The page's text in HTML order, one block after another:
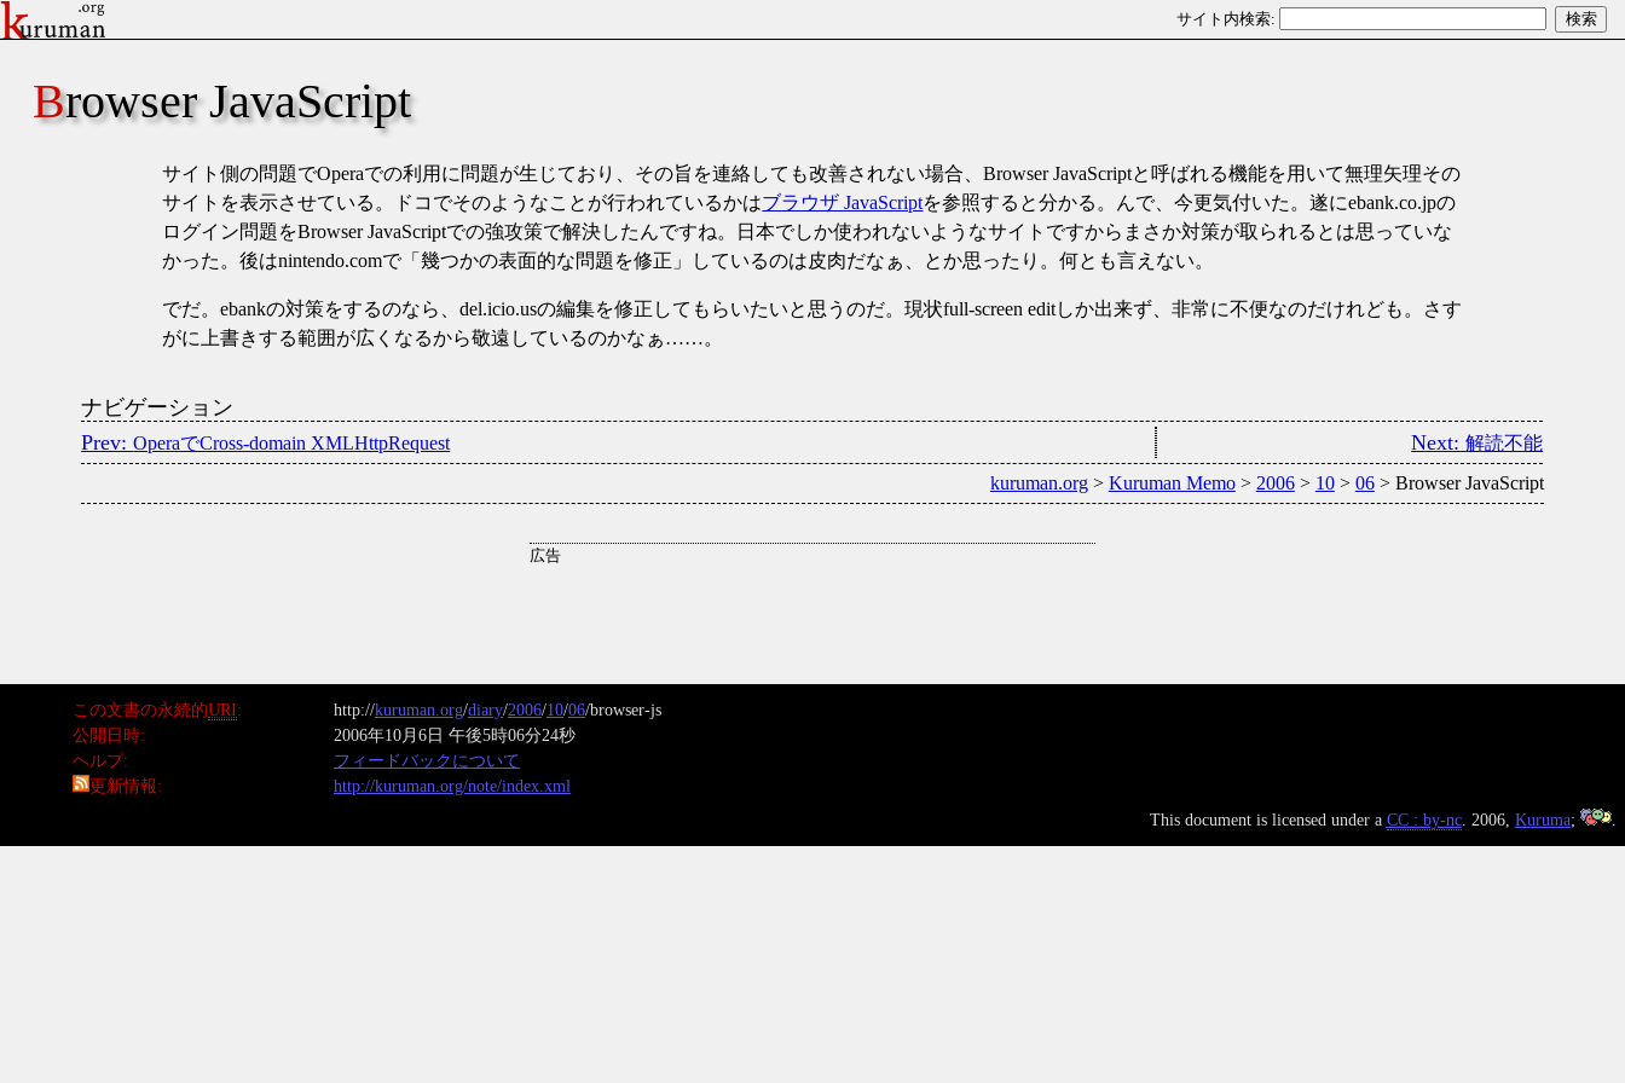
Browser JavaScript
サイト側の問題でOperaでの利用に問題が生じており、その旨を連絡しても改善されない場合、Browser JavaScriptと呼ばれる機能を用いて無理矢理その
サイトを表示させている。ドコでそのようなことが行われているかはブラウザ JavaScriptを参照すると分かる。んで、今更気付いた。遂にebank.co.jpの
ログイン問題をBrowser JavaScriptでの強攻策で解決したんですね。日本でしか使われないようなサイトですからまさか対策が取られるとは思っていな
かった。後はnintendo.comで
幾つかの表面的な問題を修正 しているのは皮肉だなぁ、とか思ったり。何とも言えない。
でだ。ebankの対策をするのなら、del.icio.usの編集を修正してもらいたいと思うのだ。現状full-screen editしか出来ず、非常に不便なのだけれども。さす
がに上書きする範囲が広くなるから敬遠しているのかなぁ……。
ナビゲーション
OperaでCross-domain XMLHttpRequest
解読不能
kuruman.org> Kuruman Memo> 2006> 10> 06> Browser JavaScript
この文書の永続的URI http://kuruman.org/diary/2006/10/06/browser-js
公開日時
2006年10月6日 午後5時06分24秒
ヘルプ
フィードバックについて
更新情報
http://kuruman.org/note/index.xml
This document is licensed under a CC : by-nc. 2006, Kuruma; .